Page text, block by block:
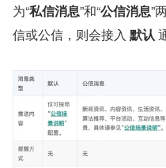
为“私信消息”和“公信消息”
信或公信，则会接入 默认